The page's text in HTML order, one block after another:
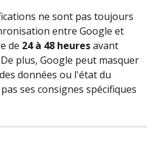
ne sont pas toujours
entre Google et
de 24 à 48 heures avant
plus, Google peut masquer
données ou l'état du
ses consignes spécifiques